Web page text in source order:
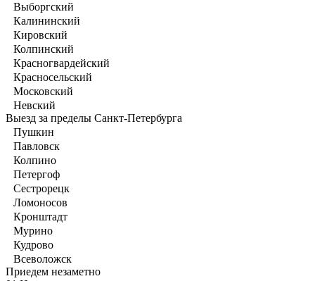
Выборгский
Калининский
Кировский
Колпинский
Красногвардейский
Красносельский
Московский
Невский
Выезд за пределы Санкт-Петербурга
Пушкин
Павловск
Колпино
Петергоф
Сестрорецк
Ломоносов
Кронштадт
Мурино
Кудрово
Всеволожск
Приедем незаметно